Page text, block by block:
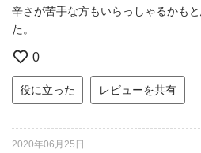
辛さが苦手な方もいらっしゃるかも
た。
0
役に立った レビューを共有
2020年06月25日